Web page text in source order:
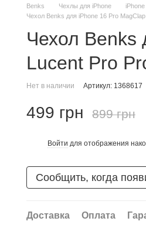
Benks Чехлы для iPhone
Чехол Benks для iPhone 16 Pro
Чехол Benks
Lucent Pro
Нет в наличии Артикул: 1368617
499 грн 899 грн
Войти для отображения
Сообщить, когда
Доставка Оплата